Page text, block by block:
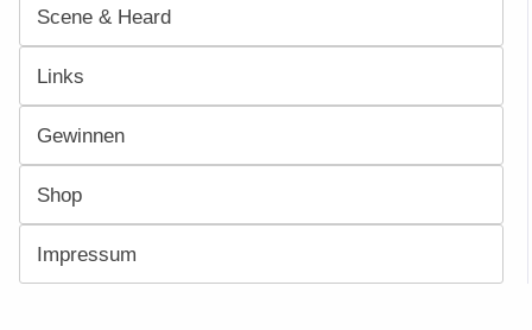
Scene & Heard
Links
Gewinnen
Shop
Impressum